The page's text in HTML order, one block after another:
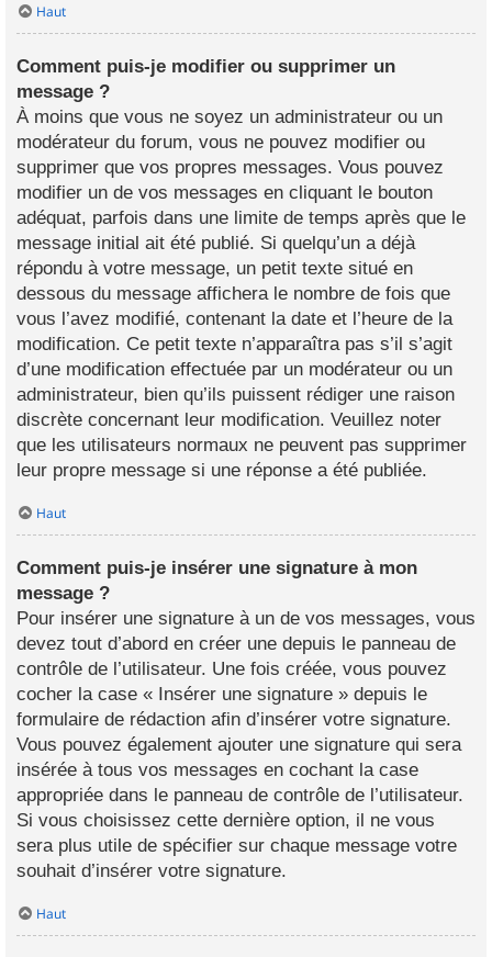
Haut
Comment puis-je modifier ou supprimer un
message ?
À moins que vous ne soyez un administrateur ou un
modérateur du forum, vous ne pouvez modifier ou
supprimer que vos propres messages. Vous pouvez
modifier un de vos messages en cliquant le bouton
adéquat, parfois dans une limite de temps après que le
message initial ait été publié. Si quelqu’un a déjà
répondu à votre message, un petit texte situé en
dessous du message affichera le nombre de fois que
vous l’avez modifié, contenant la date et l’heure de la
modification. Ce petit texte n’apparaîtra pas s’il s’agit
d’une modification effectuée par un modérateur ou un
administrateur, bien qu’ils puissent rédiger une raison
discrète concernant leur modification. Veuillez noter
que les utilisateurs normaux ne peuvent pas supprimer
leur propre message si une réponse a été publiée.
Haut
Comment puis-je insérer une signature à mon
message ?
Pour insérer une signature à un de vos messages, vous
devez tout d’abord en créer une depuis le panneau de
contrôle de l’utilisateur. Une fois créée, vous pouvez
cocher la case « Insérer une signature » depuis le
formulaire de rédaction afin d’insérer votre signature.
Vous pouvez également ajouter une signature qui sera
insérée à tous vos messages en cochant la case
appropriée dans le panneau de contrôle de l’utilisateur.
Si vous choisissez cette dernière option, il ne vous
sera plus utile de spécifier sur chaque message votre
souhait d’insérer votre signature.
Haut